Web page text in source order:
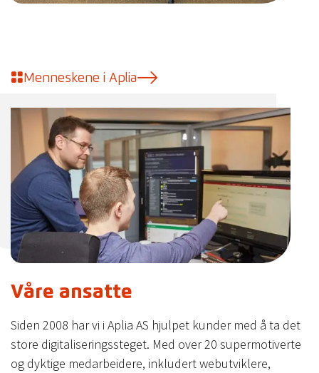
Menneskene i Aplia
Våre ansatte
Siden 2008 har vi i Aplia AS hjulpet kunder med å ta det
store digitaliseringssteget. Med over 20 supermotiverte
og dyktige medarbeidere, inkludert webutviklere,